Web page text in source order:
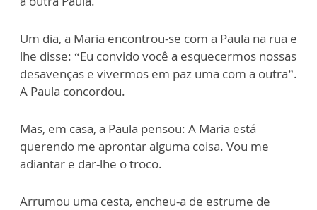
Um dia, a Maria encontrou-se com a Paula na rua e
lhe disse: “Eu convido você a esquecermos nossas
desavenças e vivermos em paz uma com a outra”.
A Paula concordou.
Mas, em casa, a Paula pensou: A Maria está
querendo me aprontar alguma coisa. Vou me
adiantar e dar-lhe o troco.
Arrumou uma cesta, encheu-a de estrume de